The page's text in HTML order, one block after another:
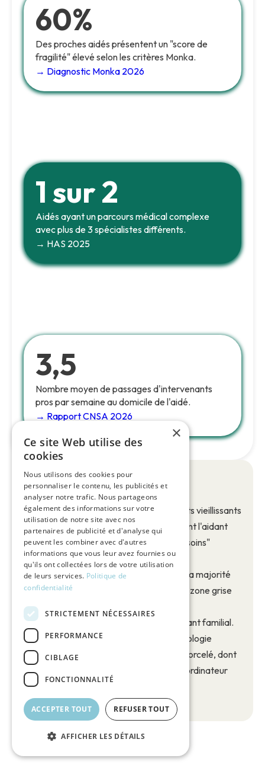
60%
Des proches aidés présentent un "score de
fragilité" élevé selon les critères Monka.
→ Diagnostic Monka 2026
1 sur 2
Aidés ayant un parcours médical complexe
avec plus de 3 spécialistes différents.
→ HAS 2025
3,5
Nombre moyen de passages d'intervenants
pros par semaine au domicile de l'aidé.
→ Rapport CNSA 2026
À retenir
Le pivot parental :L'aide aux parents vieillissants
reste la situation prédominante, plaçant l'aidant
dans une posture de "gestionnaire de soins"
multigénérationnel.
Une dépendance intermédiaire :
La majorité
des aidés se situent en GIR 3 ou 4, une zone grise
où le maintien à domicile repose quasi
exclusivement sur la présence de l'aidant familial.
Complexité médicale :
La polypathologie
impose à l'aidé un parcours de soins morcelé, dont
l'aidant devient, par défaut, le seul coordinateur
efficace.
×
Ce site Web utilise des
cookies
Nous utilisons des cookies pour
personnaliser le contenu, les publicités et
analyser notre trafic. Nous partageons
également des informations sur votre
utilisation de notre site avec nos
partenaires de publicité et d'analyse qui
peuvent les combiner avec d'autres
informations que vous leur avez fournies ou
qu'ils ont collectées lors de votre utilisation
de leurs services. Politique de
confidentialité
STRICTEMENT NÉCESSAIRES
PERFORMANCE
CIBLAGE
FONCTIONNALITÉ
ACCEPTER TOUT REFUSER TOUT
AFFICHER LES DÉTAILS